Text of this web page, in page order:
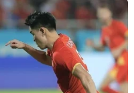
Dương-Đồng Nai-
từng có nhiều tiền án,
ý gây thương tích, tổ
khí quân dụng trái
đoạt tài sản./.